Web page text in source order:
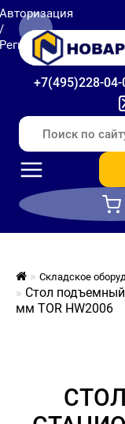
+7(495)228-04-
Складское
Стол
мм TOR HW2006